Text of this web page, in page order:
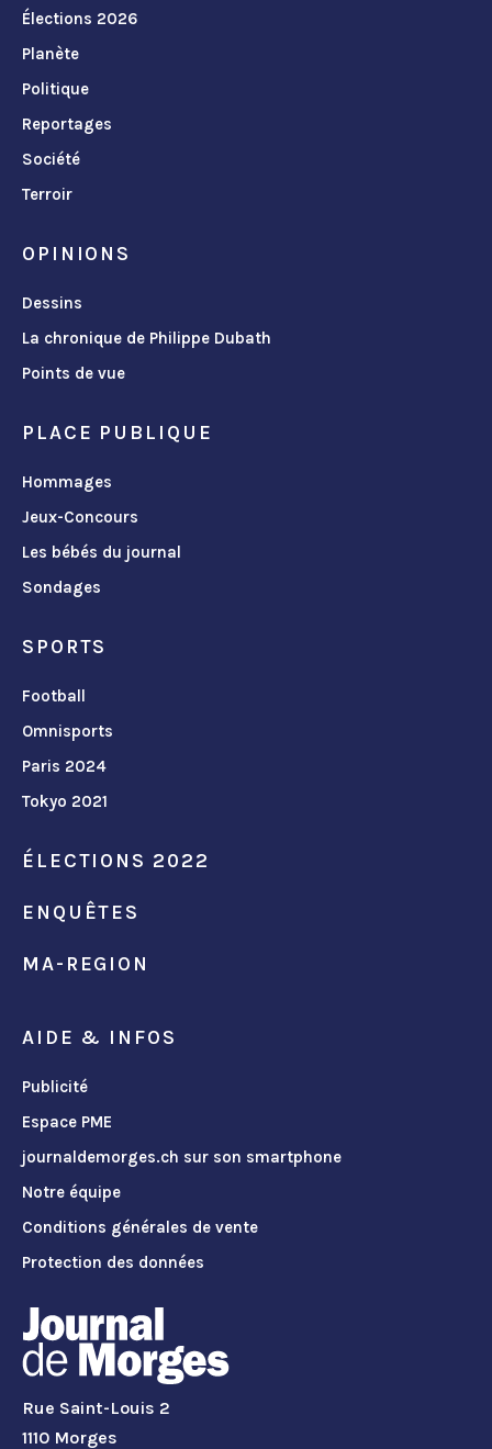
Élections 2026
Planète
Politique
Reportages
Société
Terroir
OPINIONS
Dessins
La chronique de Philippe Dubath
Points de vue
PLACE PUBLIQUE
Hommages
Jeux-Concours
Les bébés du journal
Sondages
SPORTS
Football
Omnisports
Paris 2024
Tokyo 2021
ÉLECTIONS 2022
ENQUÊTES
MA-REGION
AIDE & INFOS
Publicité
Espace PME
journaldemorges.ch sur son smartphone
Notre équipe
Conditions générales de vente
Protection des données
Rue Saint-Louis 2
1110 Morges